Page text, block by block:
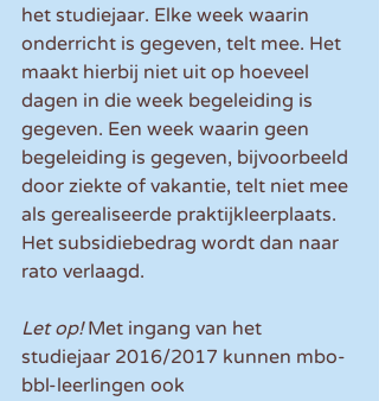
het studiejaar. Elke week waarin
onderricht is gegeven, telt mee. Het
maakt hierbij niet uit op hoeveel
dagen in die week begeleiding is
gegeven. Een week waarin geen
begeleiding is gegeven, bijvoorbeeld
door ziekte of vakantie, telt niet mee
als gerealiseerde praktijkleerplaats.
Het subsidiebedrag wordt dan naar
rato verlaagd.
Let op! Met ingang van het
studiejaar 2016/2017 kunnen mbo-
bbl-leerlingen ook